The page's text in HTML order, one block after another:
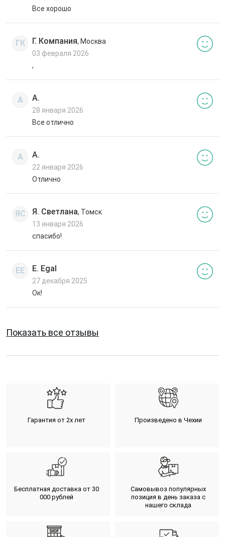
Все хорошо
ГК Г. Компания, Москва
03 февраля 2026
,
А А.
28 января 2026
Все отлично
А А.
22 января 2026
Отлично
ЯС Я. Светлана, Томск
13 января 2026
спасибо!
EE E. Egal
27 декабря 2025
Ок!
Показать все отзывы
Гарантия от 2х лет Произведено в Чехии
Бесплатная доставка от 30
000 рублей
Самовывоз популярных
позиция в день заказа с
нашего склада